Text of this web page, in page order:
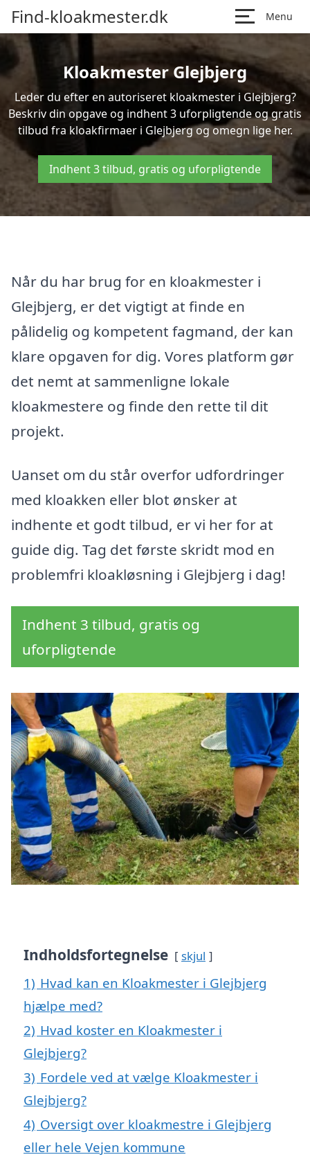
Find-kloakmester.dk Menu
Kloakmester Glejbjerg
Leder du efter en autoriseret kloakmester i Glejbjerg?
Beskriv din opgave og indhent 3 uforpligtende og gratis
tilbud fra kloakfirmaer i Glejbjerg og omegn lige her.
Indhent 3 tilbud, gratis og uforpligtende
Når du har brug for en kloakmester i
Glejbjerg, er det vigtigt at finde en
pålidelig og kompetent fagmand, der kan
klare opgaven for dig. Vores platform gør
det nemt at sammenligne lokale
kloakmestere og finde den rette til dit
projekt.
Uanset om du står overfor udfordringer
med kloakken eller blot ønsker at
indhente et godt tilbud, er vi her for at
guide dig. Tag det første skridt mod en
problemfri kloakløsning i Glejbjerg i dag!
Indhent 3 tilbud, gratis og
uforpligtende
Indholdsfortegnelse skjul
1) Hvad kan en Kloakmester i Glejbjerg
hjælpe med?
2) Hvad koster en Kloakmester i
Glejbjerg?
3) Fordele ved at vælge Kloakmester i
Glejbjerg?
4) Oversigt over kloakmestre i Glejbjerg
eller hele Vejen kommune